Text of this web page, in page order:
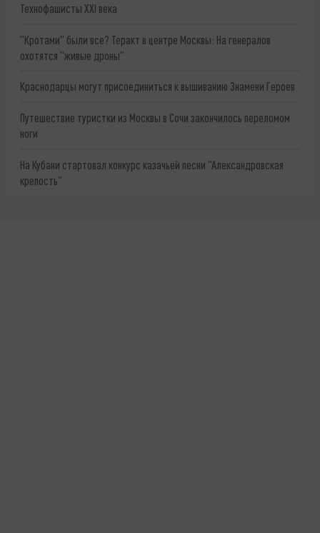
Технофашисты XXI века
"Кротами" были все? Теракт в центре Москвы: На генералов
охотятся "живые дроны"
Краснодарцы могут присоединиться к вышиванию Знамени Героев
Путешествие туристки из Москвы в Сочи закончилось переломом
ноги
На Кубани стартовал конкурс казачьей песни "Александровская
крепость"